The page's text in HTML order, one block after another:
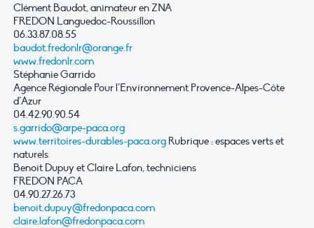
Clément Baudot, animateur en ZNA
FREDON Languedoc-Roussillon
06.33.87.08.55
baudot.fredonlr@orange.fr
www.fredonlr.com
Stéphanie Garrido
Agence Régionale Pour l’Environnement Provence-Alpes-Côte
d’Azur
04.42.90.90.54
s.garrido@arpe-paca.org
www.territoires-durables-paca.org Rubrique : espaces verts et
naturels
Benoit Dupuy et Claire Lafon, techniciens
FREDON PACA
04.90.27.26.73
benoit.dupuy@fredonpaca.com
claire.lafon@fredonpaca.com